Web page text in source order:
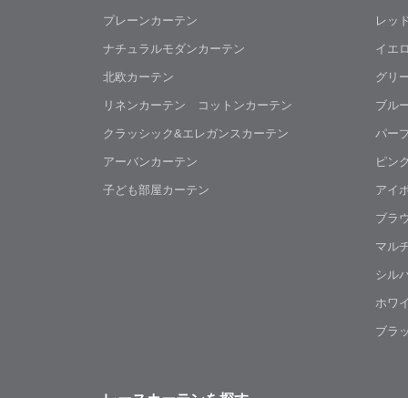
プレーンカーテン
ナチュラルモダンカーテン
北欧カーテン
リネンカーテン コットンカーテン
クラッシック&エレガンスカーテン
アーバンカーテン
子ども部屋カーテン
レッ
イエ
グリ
ブル
パー
ピン
アイ
ブラ
マル
シル
ホワ
ブラ